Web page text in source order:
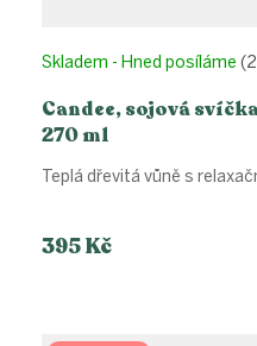
Candee, sojová
270 ml
Skladem - Hned posíláme
395 Kč
Teplá dřevitá vůně s